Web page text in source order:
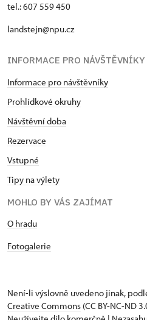
tel.: 607 559 450
landstejn@npu.cz
INFORMACE PRO NÁVŠTĚVNÍKY
Informace pro návštěvníky
Prohlídkové okruhy
Návštěvní doba
Rezervace
Vstupné
Tipy na výlety
MOHLO BY VÁS ZAJÍMAT
O hradu
Fotogalerie
Není-li výslovně uvedeno jinak,
Creative Commons (CC BY-NC-ND